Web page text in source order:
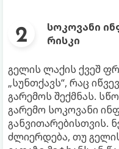
სოკოვანი
რისკი
გელის ლაქის ქვეშ
„სუნთქავს“, რაც
გარემოს შექმნას.
გარემო სოკოვანი
განვითარებისთვის.
ძლიერდება, თუ